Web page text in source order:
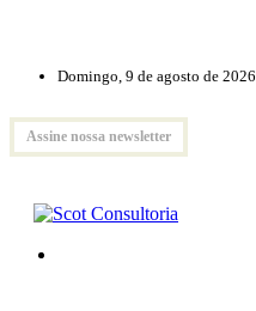
Domingo, 9 de agosto de 2026
Assine nossa newsletter